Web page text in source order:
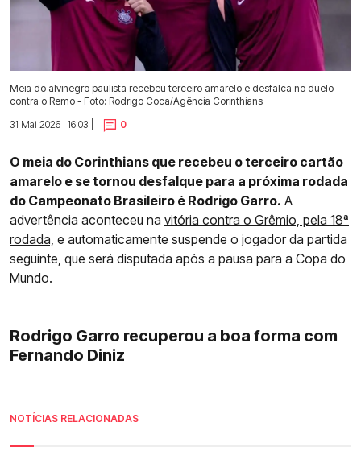
Meia do alvinegro paulista recebeu terceiro amarelo e desfalca no duelo
contra o Remo - Foto: Rodrigo Coca/Agência Corinthians
31 Mai 2026 | 16:03 |
0
O meia do Corinthians que recebeu o terceiro cartão
amarelo e se tornou desfalque para a próxima rodada
do Campeonato Brasileiro é Rodrigo Garro. A
advertência aconteceu na vitória contra o Grêmio, pela 18ª
rodada, e automaticamente suspende o jogador da partida
seguinte, que será disputada após a pausa para a Copa do
Mundo.
Rodrigo Garro recuperou a boa forma com
Fernando Diniz
NOTÍCIAS RELACIONADAS